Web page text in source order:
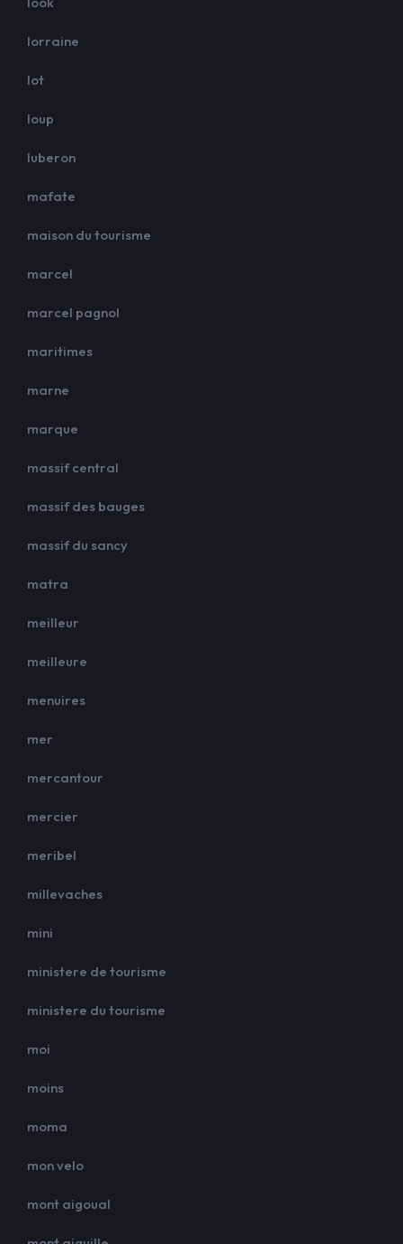
lorraine
lot
loup
luberon
mafate
maison du tourisme
marcel
marcel pagnol
maritimes
marne
marque
massif central
massif des bauges
massif du sancy
matra
meilleur
meilleure
menuires
mer
mercantour
mercier
meribel
millevaches
mini
ministere de tourisme
ministere du tourisme
moi
moins
moma
mon velo
mont aigoual